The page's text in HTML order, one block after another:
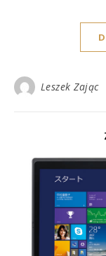
Leszek Zając